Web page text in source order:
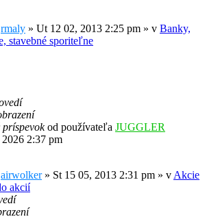
rmaly » Ut 12 02, 2013 2:25 pm » v Banky,
stavebné sporiteľne
príspevokod používateľa JUGGLER
2026 2:37 pm
airwolker» St 15 05, 2013 2:31 pm » vAkcie
akcií